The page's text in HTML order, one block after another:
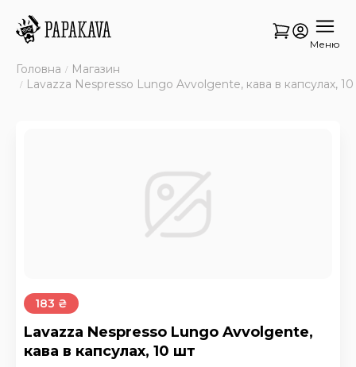
Меню
Головна
Магазин
Lavazza Nespresso Lungo Avvolgente, кава в капсулах,
183 ₴
Lavazza Nespresso Lungo Avvolgente,
кава в капсулах, 10 шт